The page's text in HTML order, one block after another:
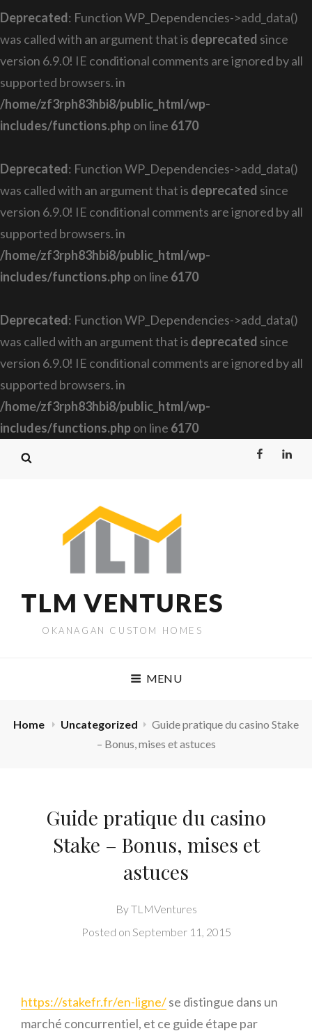
Deprecated: Function WP_Dependencies->add_data()
was called with an argument that is deprecated since
version 6.9.0! IE conditional comments are ignored by all
supported browsers. in
/home/zf3rph83hbi8/public_html/wp-
includes/functions.phpon line 6170
Deprecated: Function WP_Dependencies->add_data()
was called with an argument that is deprecated since
version 6.9.0! IE conditional comments are ignored by all
supported browsers. in
/home/zf3rph83hbi8/public_html/wp-
includes/functions.phpon line 6170
Deprecated: Function WP_Dependencies->add_data()
was called with an argument that is deprecated since
version 6.9.0! IE conditional comments are ignored by all
supported browsers. in
/home/zf3rph83hbi8/public_html/wp-
includes/functions.phpon line 6170
Facebook
TLM VENTURES
OKANAGAN CUSTOM HOMES
MENU
Home Uncategorized
Guide pratique du casino Stake
– Bonus, mises et astuces
Guide pratique du casino
Stake – Bonus, mises et
astuces
ByTLMVentures
Posted on September 11, 2015
https://stakefr.fr/en-ligne/se distingue dans un
marché concurrentiel, et ce guide étape par